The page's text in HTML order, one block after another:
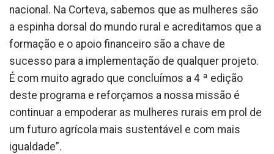
nacional. Na Corteva, sabemos que as mulheres são
a espinha dorsal do mundo rural e acreditamos que a
formação e o apoio financeiro são a chave de
sucesso para a implementação de qualquer projeto.
É com muito agrado que concluímos a 4 ª edição
deste programa e reforçamos a nossa missão é
continuar a empoderar as mulheres rurais em prol de
um futuro agrícola mais sustentável e com mais
igualdade”.